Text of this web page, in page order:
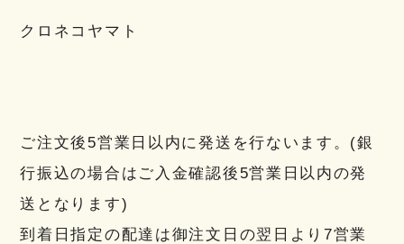
クロネコヤマト
ご注文後5営業日以内に発送を行ないます。(銀
行振込の場合はご入金確認後5営業日以内の発
送となります)
到着日指定の配達は御注文日の翌日より7営業